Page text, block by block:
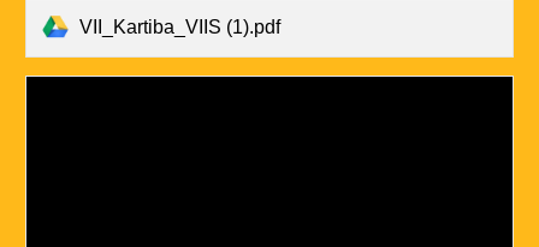
VII_Kartiba_VIIS (1).pdf